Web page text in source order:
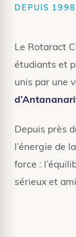
DEPUIS 1998
Le Rotaract
étudiants et
unis par une
Depuis près
l’énergie de
force :
sérieux et